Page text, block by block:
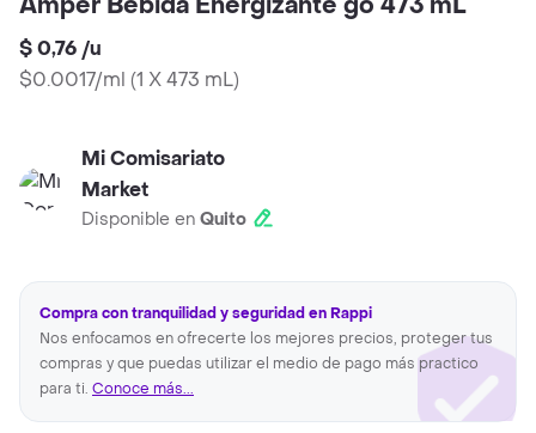
$ 0,76 /u
$0.0017/ml (1 X 473 mL)
Mi Comisariato
Market
Disponible en Quito
Compra con tranquilidad y seguridad en Rappi
Nos enfocamos en ofrecerte los mejores precios, proteger tus
compras y que puedas utilizar el medio de pago más practico
para ti. Conoce más...